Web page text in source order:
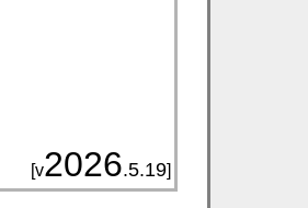
[v2026.5.19]